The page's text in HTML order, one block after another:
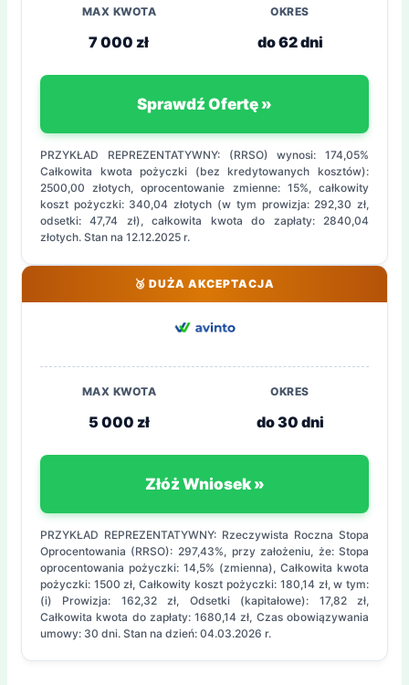
MAX KWOTA
7 000 zł
OKRES
do 62 dni
Sprawdź Ofertę »
PRZYKŁAD REPREZENTATYWNY: (RRSO) wynosi: 174,05%
Całkowita kwota pożyczki (bez kredytowanych kosztów):
2500,00 złotych, oprocentowanie zmienne: 15%, całkowity
koszt pożyczki: 340,04 złotych (w tym prowizja: 292,30 zł,
odsetki: 47,74 zł), całkowita kwota do zapłaty: 2840,04
złotych. Stan na 12.12.2025 r.
🥉 DUŻA AKCEPTACJA
MAX KWOTA
5 000 zł
OKRES
do 30 dni
Złóż Wniosek »
PRZYKŁAD REPREZENTATYWNY: Rzeczywista Roczna Stopa
Oprocentowania (RRSO): 297,43%, przy założeniu, że: Stopa
oprocentowania pożyczki: 14,5% (zmienna), Całkowita kwota
pożyczki: 1500 zł, Całkowity koszt pożyczki: 180,14 zł, w tym:
(i) Prowizja: 162,32 zł, Odsetki (kapitałowe): 17,82 zł,
Całkowita kwota do zapłaty: 1680,14 zł, Czas obowiązywania
umowy: 30 dni. Stan na dzień: 04.03.2026 r.